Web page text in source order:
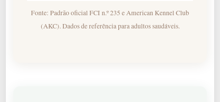
Fonte: Padrão oficial FCI n.º 235 e American Kennel Club
(AKC). Dados de referência para adultos saudáveis.